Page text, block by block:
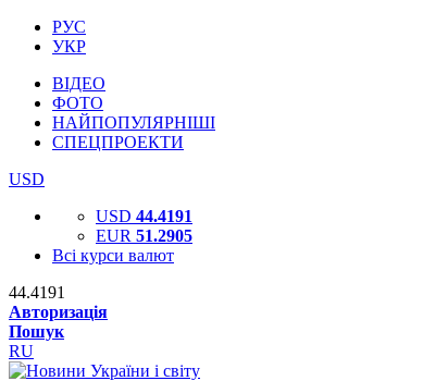
РУС
УКР
ВІДЕО
ФОТО
НАЙПОПУЛЯРНІШІ
СПЕЦПРОЕКТИ
USD
USD 44.4191
EUR 51.2905
Всі курси валют
44.4191
Авторизація
Пошук
RU